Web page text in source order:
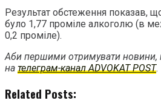
Результат обстеження показав,
було 1,77 проміле алкоголю (в
0,2 проміле).
Аби першими отримувати новини,
на телеграм-канал ADVOKAT POST.
Related Posts: